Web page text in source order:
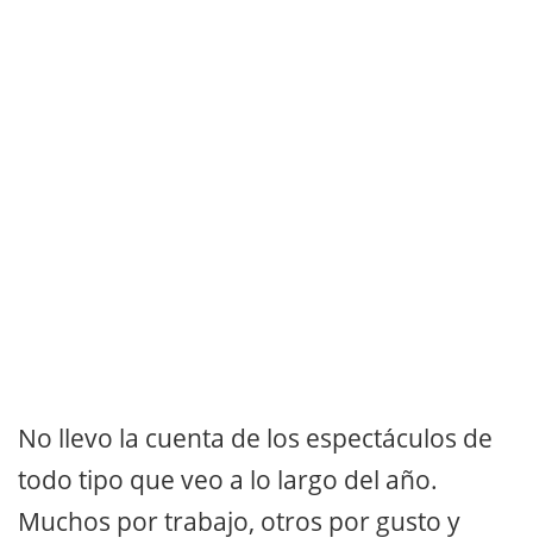
No llevo la cuenta de los espectáculos de
todo tipo que veo a lo largo del año.
Muchos por trabajo, otros por gusto y